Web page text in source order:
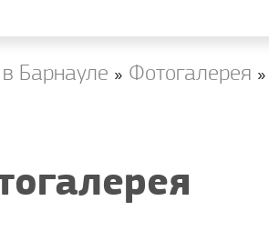
Барнауле » Фотогалерея